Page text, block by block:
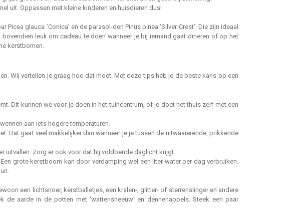
uit. Oppassen met kleine kinderen en huisdieren dus!
glauca ‘Conica’ en de parasol-den Pinus pinea ‘Silver Crest’. Die zijn ideaal
leuk om cadeau te doen wanneer je bij iemand gaat dineren of op het
kerstbomen.
Wij vertellen je graag hoe dat moet. Met deze tips heb je de beste kans op een
Dit kunnen we voor je doen in het tuincentrum, of je doet het thuis zelf met een
aan iets hogere temperaturen.
gaat veel makkelijker dan wanneer je je tussen de uitwaaierende, prikkende
uitvallen. Zorg er ook voor dat hij voldoende daglicht krijgt.
grote kerstboom kan door verdamping wel een liter water per dag verbruiken.
een lichtsnoer, kerstballetjes, een kralen-, glitter- of sterrenslinger en andere
de aarde in de potten met 'wattensneeuw' en dennenappels. Steek een paar